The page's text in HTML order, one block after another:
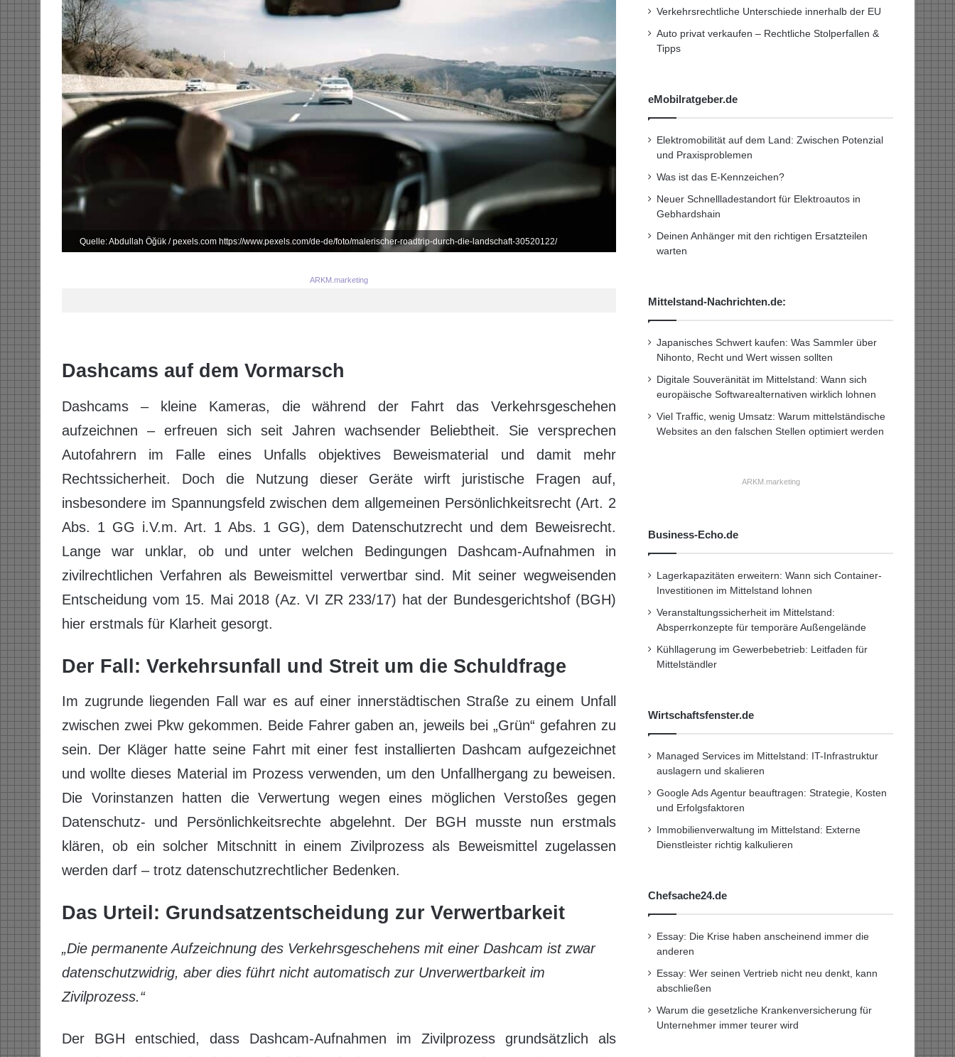
Quelle: Abdullah Öğük / pexels.com https://www.pexels.com/de-de/foto/malerischer-roadtrip-durch-die-landschaft-30520122/
ARKM.marketing
Dashcams auf dem Vormarsch
Dashcams – kleine Kameras, die während der Fahrt das Verkehrsgeschehen
aufzeichnen – erfreuen sich seit Jahren wachsender Beliebtheit. Sie versprechen
Autofahrern im Falle eines Unfalls objektives Beweismaterial und damit mehr
Rechtssicherheit. Doch die Nutzung dieser Geräte wirft juristische Fragen auf,
insbesondere im Spannungsfeld zwischen dem allgemeinen Persönlichkeitsrecht (Art. 2
Abs. 1 GG i.V.m. Art. 1 Abs. 1 GG), dem Datenschutzrecht und dem Beweisrecht.
Lange war unklar, ob und unter welchen Bedingungen Dashcam-Aufnahmen in
zivilrechtlichen Verfahren als Beweismittel verwertbar sind. Mit seiner wegweisenden
Entscheidung vom 15. Mai 2018 (Az. VI ZR 233/17) hat der Bundesgerichtshof (BGH)
hier erstmals für Klarheit gesorgt.
Der Fall: Verkehrsunfall und Streit um die Schuldfrage
Im zugrunde liegenden Fall war es auf einer innerstädtischen Straße zu einem Unfall
zwischen zwei Pkw gekommen. Beide Fahrer gaben an, jeweils bei „Grün“ gefahren zu
sein. Der Kläger hatte seine Fahrt mit einer fest installierten Dashcam aufgezeichnet
und wollte dieses Material im Prozess verwenden, um den Unfallhergang zu beweisen.
Die Vorinstanzen hatten die Verwertung wegen eines möglichen Verstoßes gegen
Datenschutz- und Persönlichkeitsrechte abgelehnt. Der BGH musste nun erstmals
klären, ob ein solcher Mitschnitt in einem Zivilprozess als Beweismittel zugelassen
werden darf – trotz datenschutzrechtlicher Bedenken.
Das Urteil: Grundsatzentscheidung zur Verwertbarkeit
„Die permanente Aufzeichnung des Verkehrsgeschehens mit einer Dashcam ist zwar
datenschutzwidrig, aber dies führt nicht automatisch zur Unverwertbarkeit im
Zivilprozess.“
Der BGH entschied, dass Dashcam-Aufnahmen im Zivilprozess grundsätzlich als
Verkehrsrechtliche Unterschiede innerhalb der EU
Auto privat verkaufen – Rechtliche Stolperfallen &
Tipps
eMobilratgeber.de
Elektromobilität auf dem Land: Zwischen Potenzial
und Praxisproblemen
Was ist das E-Kennzeichen?
Neuer Schnellladestandort für Elektroautos in
Gebhardshain
Deinen Anhänger mit den richtigen Ersatzteilen
warten
Mittelstand-Nachrichten.de:
Japanisches Schwert kaufen: Was Sammler über
Nihonto, Recht und Wert wissen sollten
Digitale Souveränität im Mittelstand: Wann sich
europäische Softwarealternativen wirklich lohnen
Viel Traffic, wenig Umsatz: Warum mittelständische
Websites an den falschen Stellen optimiert werden
ARKM.marketing
Business-Echo.de
Lagerkapazitäten erweitern: Wann sich Container-
Investitionen im Mittelstand lohnen
Veranstaltungssicherheit im Mittelstand:
Absperrkonzepte für temporäre Außengelände
Kühllagerung im Gewerbebetrieb: Leitfaden für
Mittelständler
Wirtschaftsfenster.de
Managed Services im Mittelstand: IT-Infrastruktur
auslagern und skalieren
Google Ads Agentur beauftragen: Strategie, Kosten
und Erfolgsfaktoren
Immobilienverwaltung im Mittelstand: Externe
Dienstleister richtig kalkulieren
Chefsache24.de
Essay: Die Krise haben anscheinend immer die
anderen
Essay: Wer seinen Vertrieb nicht neu denkt, kann
abschließen
Warum die gesetzliche Krankenversicherung für
Unternehmer immer teurer wird